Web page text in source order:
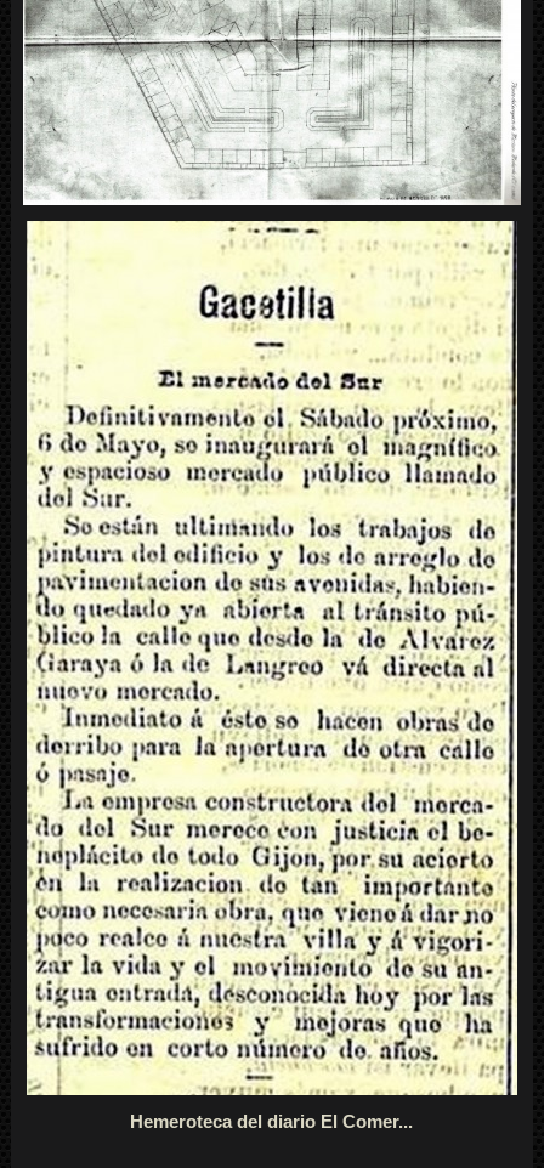
Hemeroteca del diario El Comer...